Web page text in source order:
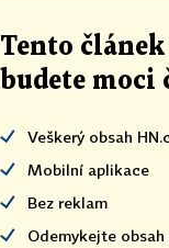
Tento článek
budete moci
Veškerý obsah
Mobilní aplikace
Bez reklam
Odemykejte